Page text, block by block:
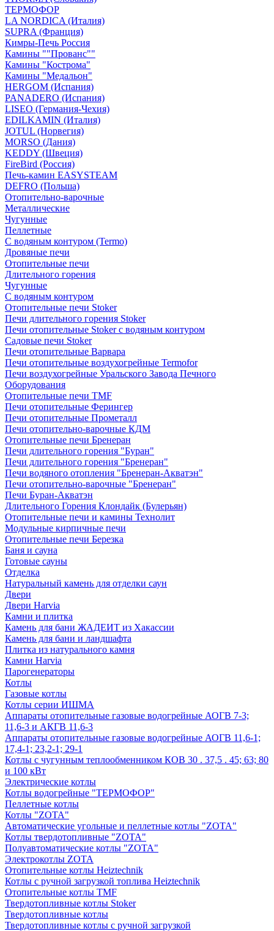
ТЕРМОФОР
LA NORDICA (Италия)
SUPRA (Франция)
Кимры-Печь Россия
Камины ""Прованс""
Камины "Кострома"
Камины "Медальон"
HERGOM (Испания)
PANADERO (Испания)
LISEO (Германия-Чехия)
EDILKAMIN (Италия)
JOTUL (Норвегия)
MORSO (Дания)
KEDDY (Швеция)
FireBird (Россия)
Печь-камин EASYSTEAM
DEFRO (Польша)
Отопительно-варочные
Металлические
Чугунные
Пеллетные
С водяным контуром (Termo)
Дровяные печи
Отопительные печи
Длительного горения
Чугунные
C водяным контуром
Отопительные печи Stoker
Печи длительного горения Stoker
Печи отопительные Stoker с водяным контуром
Садовые печи Stoker
Печи отопительные Варвара
Печи отопительные воздухогрейные Termofor
Печи воздухогрейные Уральского Завода Печного
Оборудования
Отопительные печи TMF
Печи отопительные Ферингер
Печи отопительные Прометалл
Печи отопительно-варочные КДМ
Отопительные печи Бренеран
Печи длительного горения "Буран"
Печи длительного горения "Бренеран"
Печи водяного отопления "Бренеран-Акватэн"
Печи отопительно-варочные "Бренеран"
Печи Буран-Акватэн
Длительного Горения Клондайк (Булерьян)
Отопительные печи и камины Технолит
Модульные кирпичные печи
Отопительные печи Березка
Баня и сауна
Готовые сауны
Отделка
Натуральный камень для отделки саун
Двери
Двери Harvia
Камни и плитка
Камень для бани ЖАДЕИТ из Хакассии
Камень для бани и ландшафта
Плитка из натурального камня
Камни Harvia
Парогенераторы
Котлы
Газовые котлы
Котлы серии ИШМА
Аппараты отопительные газовые водогрейные АОГВ 7-3;
11,6-3 и АКГВ 11,6-3
Аппараты отопительные газовые водогрейные АОГВ 11,6-1;
17,4-1; 23,2-1; 29-1
Котлы с чугунным теплообменником КОВ 30 . 37,5 . 45; 63; 80
и 100 кВт
Электрические котлы
Котлы водогрейные "ТЕРМОФОР"
Пеллетные котлы
Котлы "ZOTA"
Автоматические угольные и пеллетные котлы "ZOTA"
Котлы твердотопливные "ZOTA"
Полуавтоматические котлы "ZOTA"
Электрокотлы ZOTA
Отопительные котлы Heiztechnik
Котлы с ручной загрузкой топлива Heiztechnik
Отопительные котлы TMF
Твердотопливные котлы Stoker
Твердотопливные котлы
Твердотопливные котлы с ручной загрузкой